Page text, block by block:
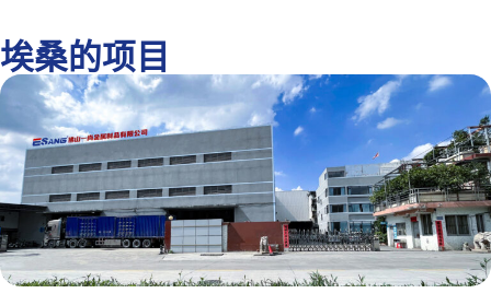
埃桑的项目